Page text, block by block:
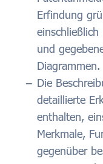
Erfindung
einschließlich
und
Diagrammen.
Die
detaillierte
enthalten,
Merkmale,
gegenüber